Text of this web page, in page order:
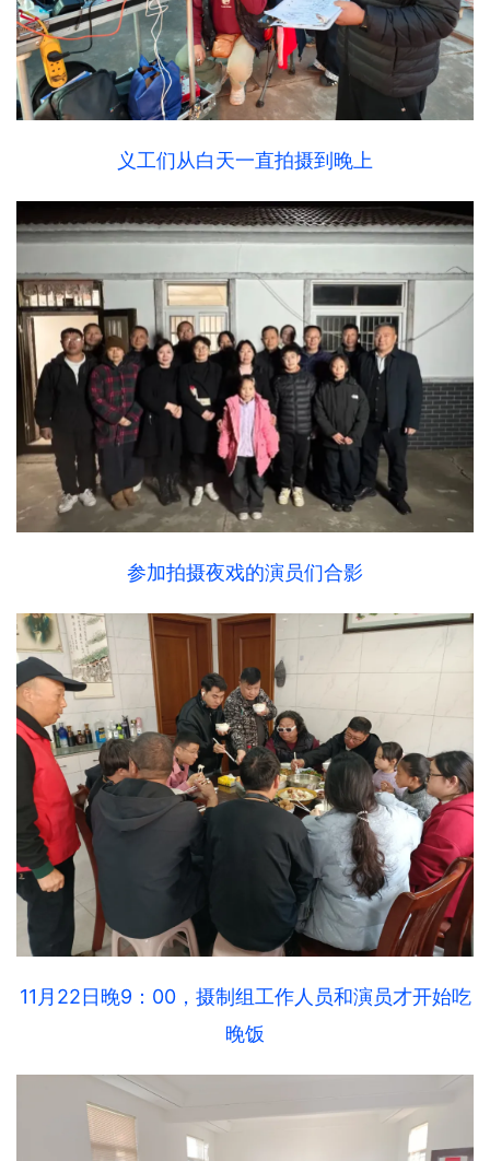
义工们从白天一直拍摄到晚上
参加拍摄夜戏的演员们合影
11月22日晚9：00，摄制组工作人员和演员才开始吃
晚饭